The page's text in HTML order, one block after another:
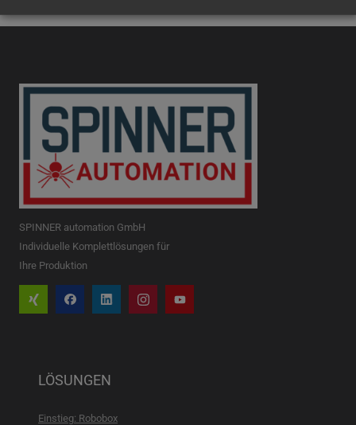
SPINNER automation GmbH
Individuelle Komplettlösungen für
Ihre Produktion
LÖSUNGEN
Einstieg: Robobox